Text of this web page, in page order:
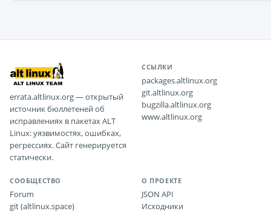
errata.altlinux.org — открытый
источник бюллетеней об
исправлениях в пакетах ALT
Linux: уязвимостях, ошибках,
регрессиях. Сайт генерируется
статически.
ССЫЛКИ
packages.altlinux.org
git.altlinux.org
bugzilla.altlinux.org
www.altlinux.org
СООБЩЕСТВО
Forum
git (altlinux.space)
О ПРОЕКТЕ
JSON API
Исходники